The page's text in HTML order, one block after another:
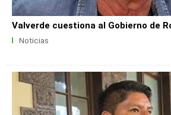
Valverde cuestiona al Gobierno de
Noticias